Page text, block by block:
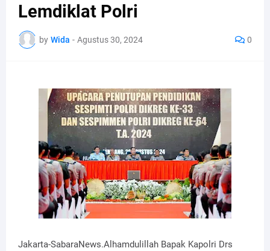
Lemdiklat Polri
by Wida - Agustus 30, 2024 0
Jakarta-SabaraNews.Alhamdulillah Bapak Kapolri Drs